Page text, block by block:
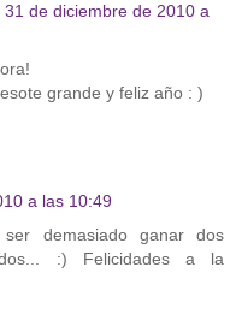
31 de diciembre de 2010 a
grande y feliz año : )
a las 10:49
demasiado ganar dos
:) Felicidades a la